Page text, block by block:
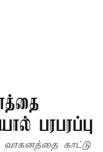
பரபரப்பு
வாகனத்தை காட்டு